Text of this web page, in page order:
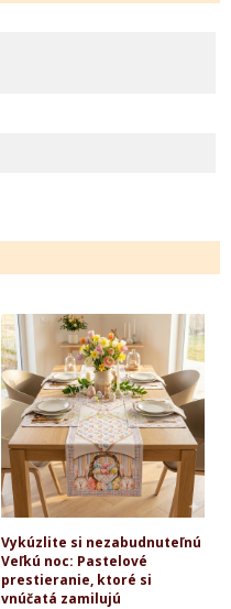
Vykúzlite si nezabudnuteľnú
Veľkú noc: Pastelové
prestieranie, ktoré si
vnúčatá zamilujú